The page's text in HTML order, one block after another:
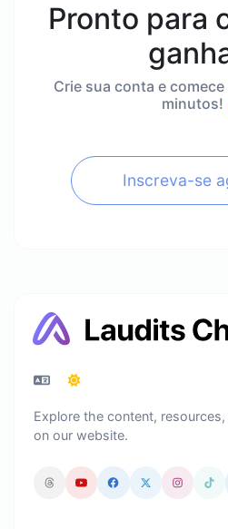
Pronto para
Crie sua conta e
minutos!
Inscreva-se
Explore the content,
on our website.